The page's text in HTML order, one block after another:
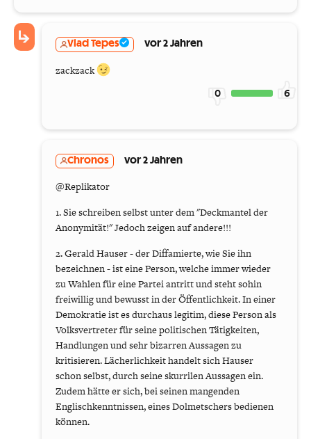
Vlad Tepes vor 2 Jahren
zackzack
0 6
Chronos vor 2 Jahren
@Replikator
1. Sie schreiben selbst unter dem "Deckmantel der
Anonymität!" Jedoch zeigen auf andere!!!
2. Gerald Hauser - der Diffamierte, wie Sie ihn
bezeichnen - ist eine Person, welche immer wieder
zu Wahlen für eine Partei antritt und steht sohin
freiwillig und bewusst in der Öffentlichkeit. In einer
Demokratie ist es durchaus legitim, diese Person als
Volksvertreter für seine politischen Tätigkeiten,
Handlungen und sehr bizarren Aussagen zu
kritisieren. Lächerlichkeit handelt sich Hauser
schon selbst, durch seine skurrilen Aussagen ein.
Zudem hätte er sich, bei seinen mangenden
Englischkenntnissen, eines Dolmetschers bedienen
können.